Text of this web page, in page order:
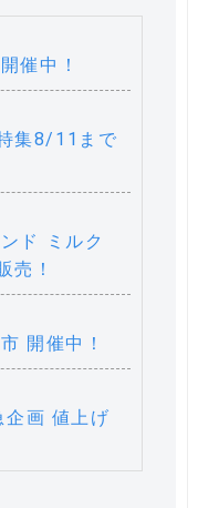
催中！
集8/11まで
ド ミルク
売！
開催中！
画 値上げ